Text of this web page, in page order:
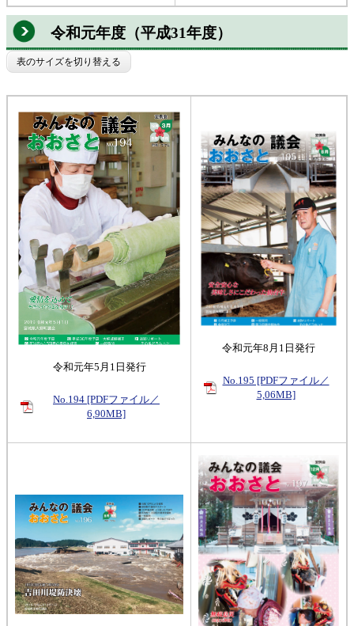
令和元年度（平成31年度）
表のサイズを切り替える
令和元年5月1日発行
No.194 [PDFファイル／
6,90MB]
令和元年8月1日発行
No.195 [PDFファイル／
5,06MB]